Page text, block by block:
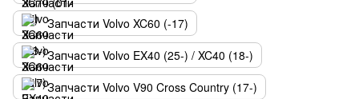
Запчасти Volvo XC60 (-17)
Запчасти Volvo EX40 (25-) / XC40 (18-)
Запчасти Volvo V90 Cross Country (17-)